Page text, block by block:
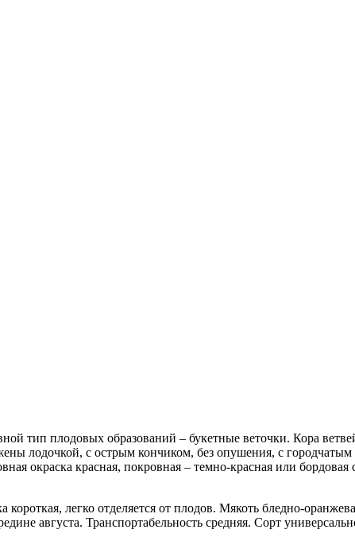
тип плодовых образований – букетные веточки. Кора
лодочкой, с острым кончиком, без опушения, с
окраска красная, покровная – темно-красная или
легко отделяется от плодов. Мякоть бледно-
августа. Транспортабельность средняя. Сорт